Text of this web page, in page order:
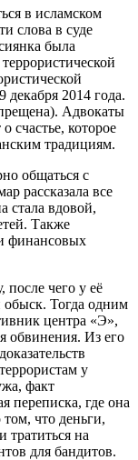
в исламском
слова в суде
была
2014 года.
Адвокаты
счастье, которое
традициям.
общаться с
рассказала все
стала вдовой,
Также
финансовых
после чего у её
обыск. Тогда одним
центра «Э»,
обвинения. Из его
у
факт
переписка, где она
что деньги,
тратиться на
для бандитов.